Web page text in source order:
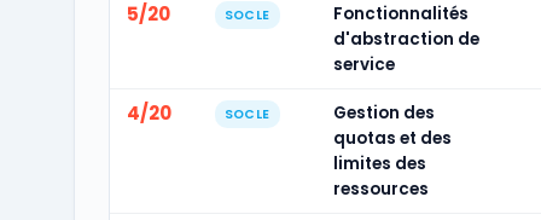
5/20 SOCLE
Fonctionnalités
d'abstraction de
service
4/20 SOCLE
Gestion des
quotas et des
limites des
ressources